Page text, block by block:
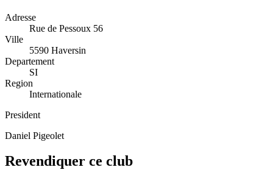
Adresse
Rue de Pessoux 56
Ville
5590 Haversin
Departement
SI
Region
Internationale
President
Daniel Pigeolet
Revendiquer ce club